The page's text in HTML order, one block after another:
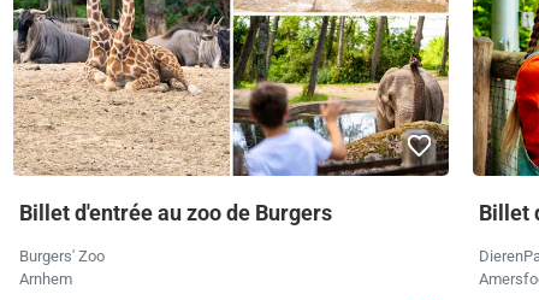
Billet d'entrée au zoo de Burgers
Burgers' Zoo
Arnhem
Billet